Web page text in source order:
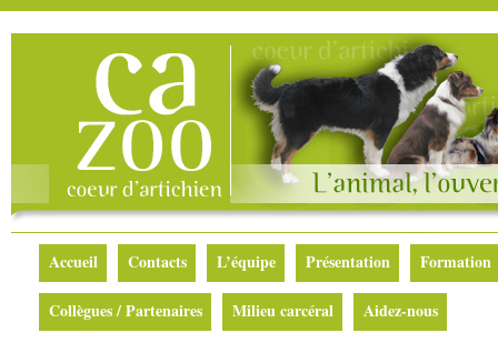
Accueil Contacts L’équipe Présentation Formation
Collègues / Partenaires Milieu carcéral Aidez-nous